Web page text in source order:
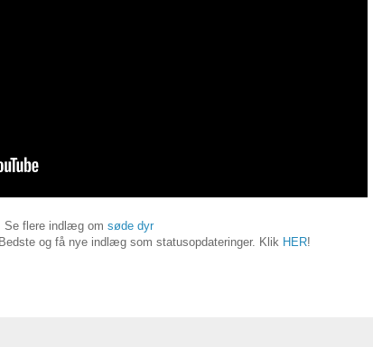
Se flere indlæg om søde dyr
og få nye indlæg som statusopdateringer. Klik HER!